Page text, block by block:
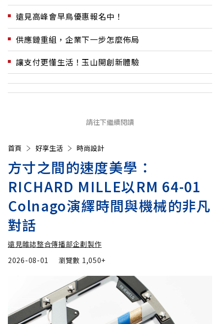
遠見高峰會早鳥優惠報名中！
供應鏈重組，企業下一步怎麼佈局
讓支付更懂生活！玉山開創新體驗
請往下繼續閱讀
首頁 好享生活 時尚設計
方寸之間的速度美學：
RICHARD MILLE以RM 64-01
Colnago演繹時間與機械的非凡
對話
遠見雜誌整合傳播部企劃製作
2026-08-01
瀏覽數 1,050+